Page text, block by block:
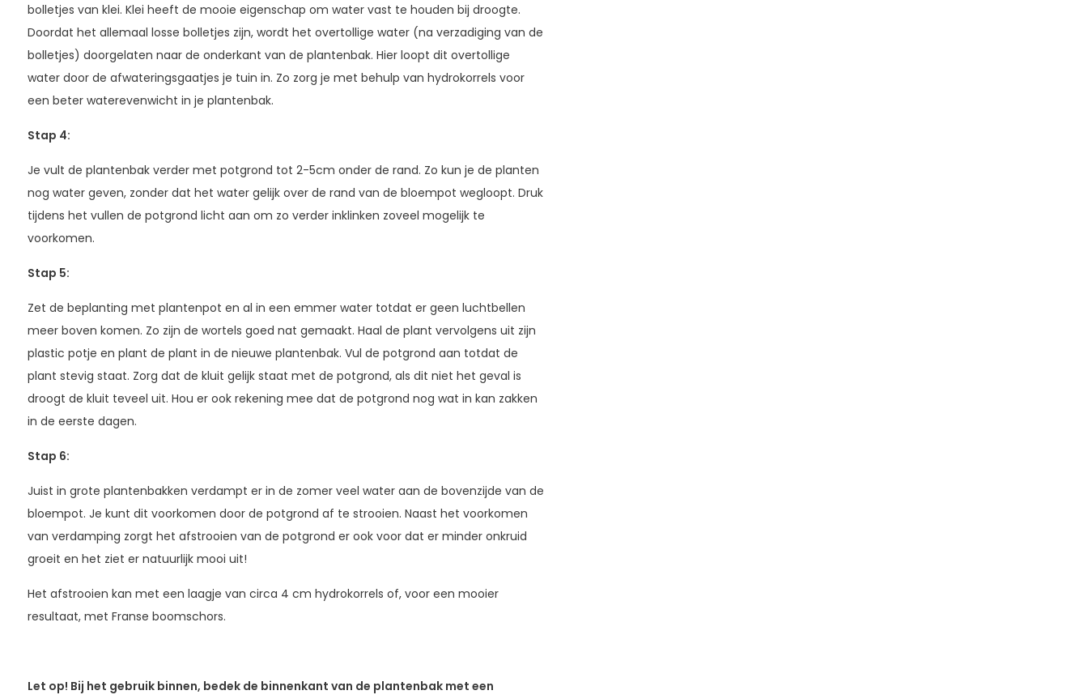
bolletjes van klei. Klei heeft de mooie eigenschap om water vast te houden bij droogte.
Doordat het allemaal losse bolletjes zijn, wordt het overtollige water (na verzadiging van de
bolletjes) doorgelaten naar de onderkant van de plantenbak. Hier loopt dit overtollige
water door de afwateringsgaatjes je tuin in. Zo zorg je met behulp van hydrokorrels voor
een beter waterevenwicht in je plantenbak.
Stap 4:
Je vult de plantenbak verder met potgrond tot 2-5cm onder de rand. Zo kun je de planten
nog water geven, zonder dat het water gelijk over de rand van de bloempot wegloopt. Druk
tijdens het vullen de potgrond licht aan om zo verder inklinken zoveel mogelijk te
voorkomen.
Stap 5:
Zet de beplanting met plantenpot en al in een emmer water totdat er geen luchtbellen
meer boven komen. Zo zijn de wortels goed nat gemaakt. Haal de plant vervolgens uit zijn
plastic potje en plant de plant in de nieuwe plantenbak. Vul de potgrond aan totdat de
plant stevig staat. Zorg dat de kluit gelijk staat met de potgrond, als dit niet het geval is
droogt de kluit teveel uit. Hou er ook rekening mee dat de potgrond nog wat in kan zakken
in de eerste dagen.
Stap 6:
Juist in grote plantenbakken verdampt er in de zomer veel water aan de bovenzijde van de
bloempot. Je kunt dit voorkomen door de potgrond af te strooien. Naast het voorkomen
van verdamping zorgt het afstrooien van de potgrond er ook voor dat er minder onkruid
groeit en het ziet er natuurlijk mooi uit!
Het afstrooien kan met een laagje van circa 4 cm hydrokorrels of, voor een mooier
resultaat, met Franse boomschors.
Let op! Bij het gebruik binnen, bedek de binnenkant van de plantenbak met een